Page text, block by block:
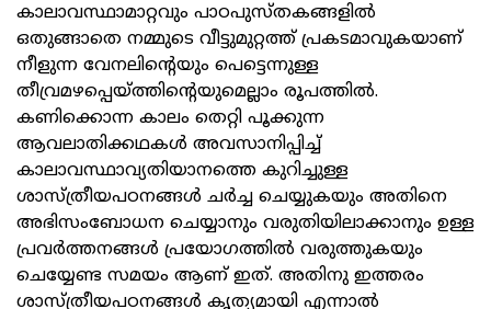
കാലാവസ്ഥാമാറ്റവും പാഠപുസ്തകങ്ങളിൽ
ഒതുങ്ങാതെ നമ്മുടെ വീട്ടുമുറ്റത്ത് പ്രകടമാവുകയാണ്
നീളുന്ന വേനലിന്റെയും പെട്ടെന്നുള്ള
തീവ്രമഴപ്പെയ്ത്തിന്റെയുമെല്ലാം രൂപത്തിൽ.
കണിക്കൊന്ന കാലം തെറ്റി പൂക്കുന്ന
ആവലാതിക്കഥകൾ അവസാനിപ്പിച്ച്
കാലാവസ്ഥാവ്യതിയാനത്തെ കുറിച്ചുള്ള
ശാസ്ത്രീയപഠനങ്ങൾ ചർച്ച ചെയ്യുകയും അതിനെ
അഭിസംബോധന ചെയ്യാനും വരുതിയിലാക്കാനും ഉള്ള
പ്രവർത്തനങ്ങൾ പ്രയോഗത്തിൽ വരുത്തുകയും
ചെയ്യേണ്ട സമയം ആണ് ഇത്. അതിനു ഇത്തരം
ശാസ്ത്രീയപഠനങ്ങൾ കൃത്യമായി എന്നാൽ